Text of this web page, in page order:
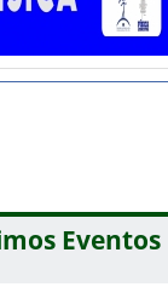
Eventos